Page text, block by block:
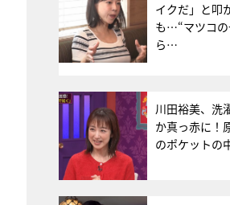
イクだ」と叩
も…“マツコ
ら…
川田裕美、洗
か真っ赤に！
のポケットの